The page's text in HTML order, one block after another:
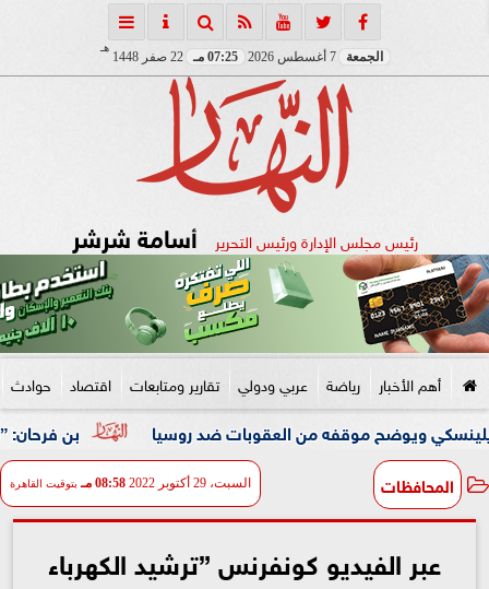
الجمعة 7 أغسطس 2026 07:25 مـ 22 صفر 1448
هـ
رئيس مجلس الإدارة ورئيس التحرير أسامة شرشر
أهم الأخبار رياضة عربي ودولي تقارير ومتابعات اقتصاد حوادث
بن فرحان: ”اتفاقية مكة موقفه من العقوبات ضد روسيا
المحافظات السبت، 29 أكتوبر 2022 08:58 مـ بتوقيت القاهرة
عبر الفيديو كونفرنس ”ترشيد الكهرباء